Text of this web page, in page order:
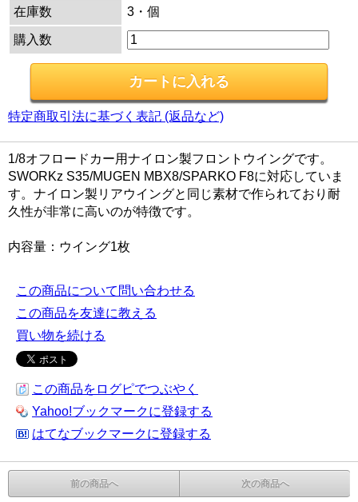
在庫数
3・個
購入数
特定商取引法に基づく表記 (返品など)
1/8オフロードカー用ナイロン製フロントウイングです。
SWORKz S35/MUGEN MBX8/SPARKO F8に対応していま
す。ナイロン製リアウイングと同じ素材で作られており耐
久性が非常に高いのが特徴です。
内容量：ウイング1枚
この商品について問い合わせる
この商品を友達に教える
買い物を続ける
この商品をログピでつぶやく
Yahoo!ブックマークに登録する
はてなブックマークに登録する
前の商品へ 次の商品へ